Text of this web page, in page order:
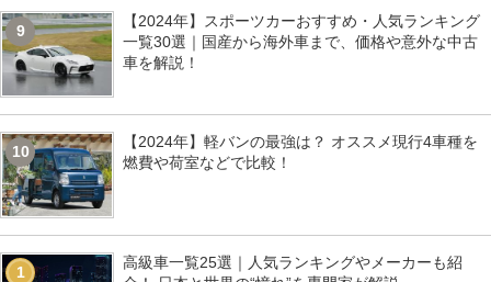
9
【2024年】スポーツカーおすすめ・人気ランキング
一覧30選｜国産から海外車まで、価格や意外な中古
車を解説！
10
【2024年】軽バンの最強は？ オススメ現行4車種を
燃費や荷室などで比較！
1
高級車一覧25選｜人気ランキングやメーカーも紹